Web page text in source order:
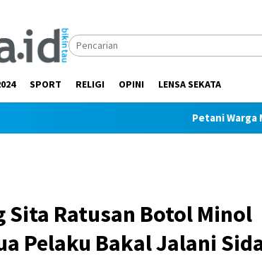
SPORT RELIGI OPINI LENSA SEKATA
Petani Warga Marindi
Sita Ratusan Botol Minol
Pelaku Bakal Jalani